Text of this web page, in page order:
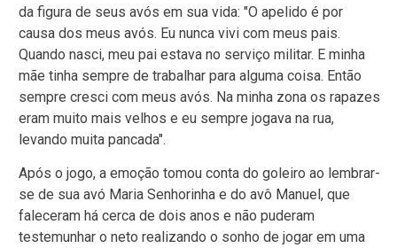
da figura de seus avós em sua vida: "O apelido é por
causa dos meus avós. Eu nunca vivi com meus pais.
Quando nasci, meu pai estava no serviço militar. E minha
mãe tinha sempre de trabalhar para alguma coisa. Então
sempre cresci com meus avós. Na minha zona os rapazes
eram muito mais velhos e eu sempre jogava na rua,
levando muita pancada".
Após o jogo, a emoção tomou conta do goleiro ao lembrar-
se de sua avó Maria Senhorinha e do avô Manuel, que
faleceram há cerca de dois anos e não puderam
testemunhar o neto realizando o sonho de jogar em uma